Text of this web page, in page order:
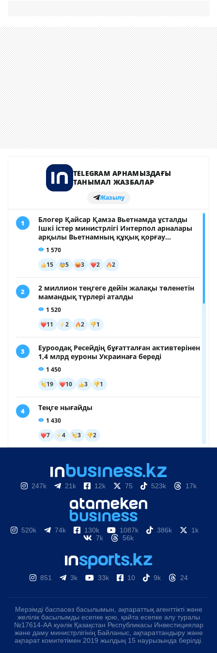
247k 21k 12k 75 523k 17k
520k 74k 130k 1087k 386k
1k
7k
56k
851 3k 33k 10 9k 24
Мерзімді баспасөз басылымын, ақпараттық агенттікті және
желілік басылымды есепке қою, қайта есепке алу туралы
№17614-АА куәлік Қазақстан Республикасы Инвестициялар
және даму министрлігінің Байланыс, ақпараттандыру және
ақпарат комитетімен 2019 жылдың 15 наурызында берілді.